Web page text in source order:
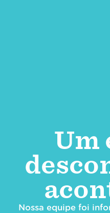
Um
Nossa equipe foi